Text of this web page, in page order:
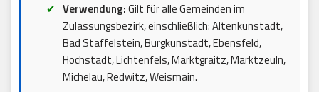
Verwendung:Gilt für alle Gemeinden im
Zulassungsbezirk, einschließlich: Altenkunstadt,
Bad Staffelstein, Burgkunstadt, Ebensfeld,
Hochstadt, Lichtenfels, Marktgraitz, Marktzeuln,
Michelau, Redwitz, Weismain.